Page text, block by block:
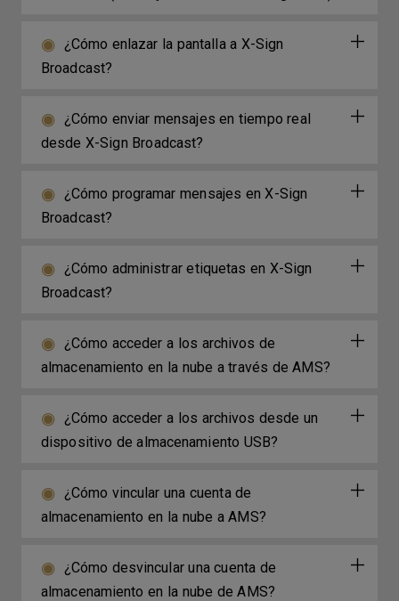
¿Cómo enlazar la pantalla a X-Sign
Broadcast?
¿Cómo enviar mensajes en tiempo real
desde X-Sign Broadcast?
¿Cómo programar mensajes en X-Sign
Broadcast?
¿Cómo administrar etiquetas en X-Sign
Broadcast?
¿Cómo acceder a los archivos de
almacenamiento en la nube a través de AMS?
¿Cómo acceder a los archivos desde un
dispositivo de almacenamiento USB?
¿Cómo vincular una cuenta de
almacenamiento en la nube a AMS?
¿Cómo desvincular una cuenta de
almacenamiento en la nube de AMS?